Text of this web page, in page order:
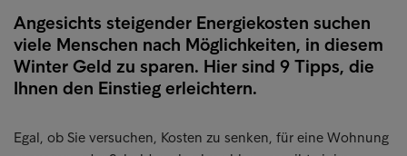
Angesichts steigender Energiekosten suchen
viele Menschen nach Möglichkeiten, in diesem
Winter Geld zu sparen. Hier sind 9 Tipps, die
Ihnen den Einstieg erleichtern.
Egal, ob Sie versuchen, Kosten zu senken, für eine Wohnung